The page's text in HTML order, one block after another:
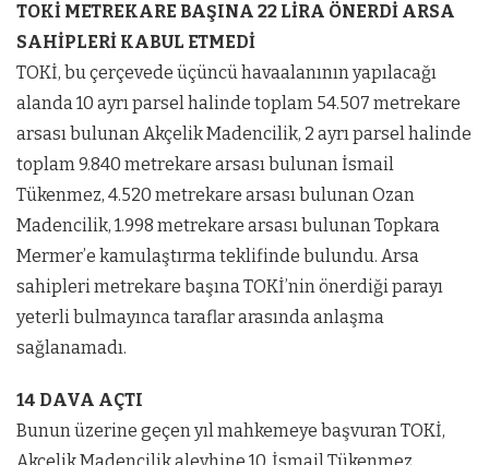
TOKİ METREKARE BAŞINA 22 LİRA ÖNERDİ ARSA
SAHİPLERİ KABUL ETMEDİ
TOKİ, bu çerçevede üçüncü havaalanının yapılacağı
alanda 10 ayrı parsel halinde toplam 54.507 metrekare
arsası bulunan Akçelik Madencilik, 2 ayrı parsel halinde
toplam 9.840 metrekare arsası bulunan İsmail
Tükenmez, 4.520 metrekare arsası bulunan Ozan
Madencilik, 1.998 metrekare arsası bulunan Topkara
Mermer’e kamulaştırma teklifinde bulundu. Arsa
sahipleri metrekare başına TOKİ’nin önerdiği parayı
yeterli bulmayınca taraflar arasında anlaşma
sağlanamadı.
14 DAVA AÇTI
Bunun üzerine geçen yıl mahkemeye başvuran TOKİ,